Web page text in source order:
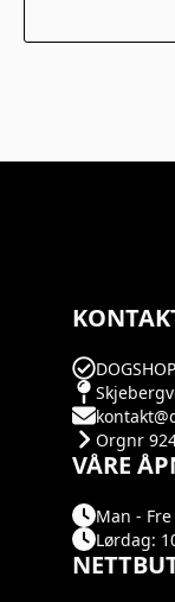
Orgnr
VÅRE
Man -
Lørdag: